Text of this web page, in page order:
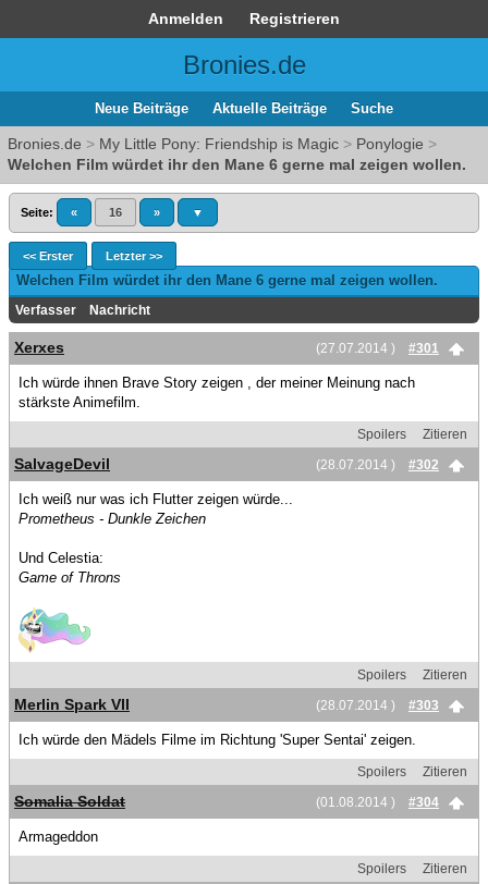
Anmelden Registrieren
Bronies.de
Neue Beiträge Aktuelle Beiträge Suche
Bronies.de > My Little Pony: Friendship is Magic > Ponylogie >
Welchen Film würdet ihr den Mane 6 gerne mal zeigen wollen.
Seite: « 16 » ▼
<< Erster Letzter >>
Welchen Film würdet ihr den Mane 6 gerne mal zeigen wollen.
Verfasser Nachricht
(27.07.2014 ) #301
Xerxes
Ich würde ihnen Brave Story zeigen , der meiner Meinung nach
stärkste Animefilm.
Spoilers
Zitieren
(28.07.2014 )
#302
SalvageDevil
Ich weiß nur was ich Flutter zeigen würde...
Prometheus - Dunkle Zeichen
Und Celestia:
Game of Throns
Spoilers
Zitieren
(28.07.2014 )
#303
Merlin Spark VII
Ich würde den Mädels Filme im Richtung 'Super Sentai' zeigen.
Spoilers
Zitieren
(01.08.2014 )
#304
Somalia Soldat
Armageddon
Spoilers
Zitieren